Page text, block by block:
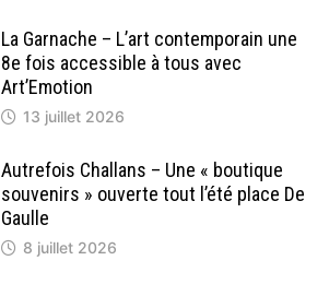
La Garnache – L’art contemporain une
8e fois accessible à tous avec
Art’Emotion
13 juillet 2026
Autrefois Challans – Une « boutique
souvenirs » ouverte tout l’été place De
Gaulle
8 juillet 2026